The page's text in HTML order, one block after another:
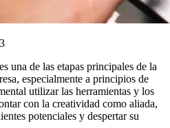
una de las etapas principales de la
especialmente a principios de
utilizar las herramientas y los
con la creatividad como aliada,
potenciales y despertar su